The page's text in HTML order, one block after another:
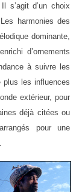
s’agit d’un choix
harmonies des
dominante,
d’ornements
à suivre les
les influences
extérieur, pour
déjà citées ou
pour une